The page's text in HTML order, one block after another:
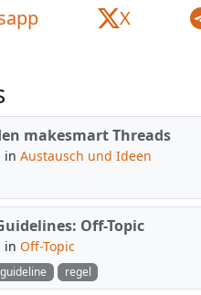
X
makesmart Threads
in Austausch und Ideen
Off-Topic
in Off-Topic
guideline regel